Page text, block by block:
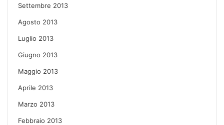
Settembre 2013
Agosto 2013
Luglio 2013
Giugno 2013
Maggio 2013
Aprile 2013
Marzo 2013
Febbraio 2013